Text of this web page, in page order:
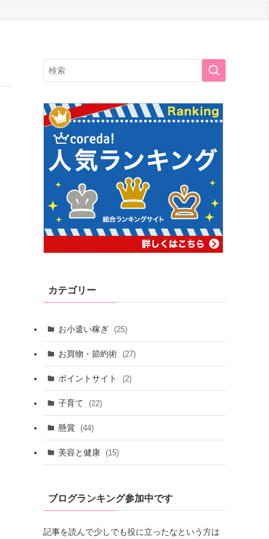
カテゴリー
お小遣い稼ぎ (25)
お買物・節約術 (27)
ポイントサイト (2)
子育て (22)
懸賞 (44)
美容と健康 (15)
ブログランキング参加中です
記事を読んで少しでも役に立ったなという方は